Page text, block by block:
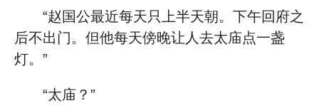
“赵国公最近每天只上半天朝。下午回府之
后不出门。但他每天傍晚让人去太庙点一盏
灯。”
“太庙？”